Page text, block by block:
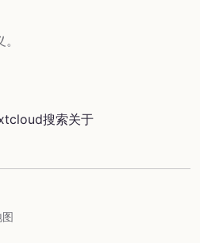
搜索关于